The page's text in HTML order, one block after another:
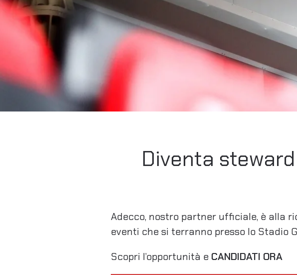
Diventa
Adecco, nostro partner ufficiale, è alla
eventi che si terranno presso lo Stadio
Scopri l’opportunità e CANDIDATI ORA